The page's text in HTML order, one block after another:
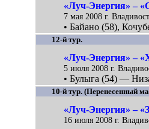
«Луч-Энергия» –
7 мая 2008 г.
• Байано (58),
12-й тур.
«Луч-Энергия» –
5 июля 2008 г.
• Булыга (54) —
10-й тур. (Перенесенный
«Луч-Энергия» –
16 июля 2008 г.